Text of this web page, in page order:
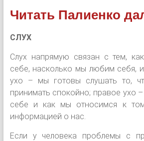
Читать Палиенко
СЛУХ
Слух напрямую связан с тем,
себе, насколько мы любим себя,
ухо – мы готовы слушать то,
принимать спокойно; правое ухо
себе и как мы относимся к
информацией о нас.
Если у человека проблемы с